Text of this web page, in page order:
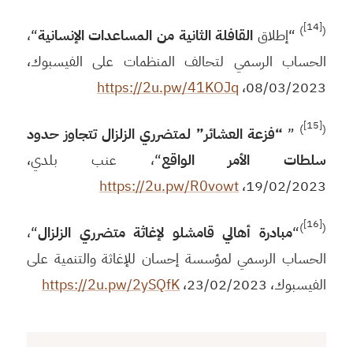
(
[14]
) “إطلاق القافلة الثانية من المساعدات الإنسانية“،
الحساب الرسمي لتحالف المنظمات على الفيسبوك،
08/03/2023، https://2u.pw/41KOJq
(
[15]
)
” “فزعة العشائر” لمتضرري الزلزال تتجاوز حدود
سلطات الأمر الواقع“، عنب بلدي،
19/02/2023، https://2u.pw/R0vowt
(
[16]
)
“مبادرة أهالي قامشلو لإغاثة متضرري الزلزال“،
الحساب الرسمي لمؤسسة إحسان للإغاثة والتنمية على
الفيسبوك، 23/02/2023،
https://2u.pw/2ySQfK